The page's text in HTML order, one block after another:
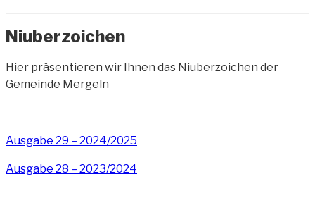
Niuberzoichen
Hier präsentieren wir Ihnen das Niuberzoichen der
Gemeinde Mergeln
Ausgabe 29 – 2024/2025
Ausgabe 28 – 2023/2024